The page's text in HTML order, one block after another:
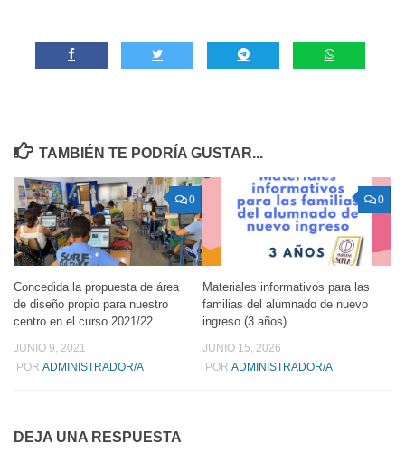
TAMBIÉN TE PODRÍA GUSTAR...
0
Concedida la propuesta de área
de diseño propio para nuestro
centro en el curso 2021/22
JUNIO 9, 2021
POR ADMINISTRADOR/A
0
Materiales informativos para las
familias del alumnado de nuevo
ingreso (3 años)
JUNIO 15, 2026
POR ADMINISTRADOR/A
DEJA UNA RESPUESTA